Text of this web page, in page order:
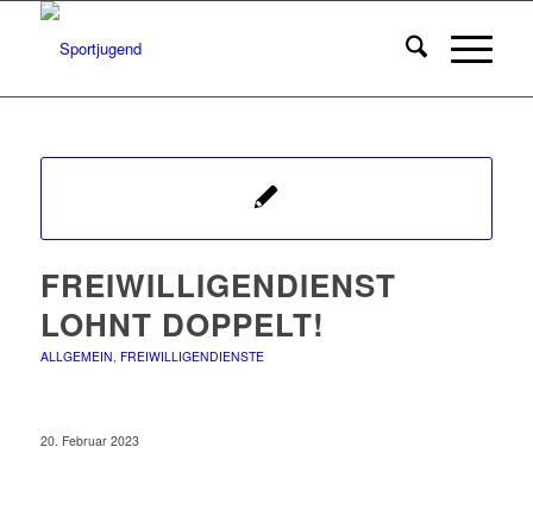
FREIWILLIGENDIENST
LOHNT DOPPELT!
ALLGEMEIN, FREIWILLIGENDIENSTE
20. Februar 2023